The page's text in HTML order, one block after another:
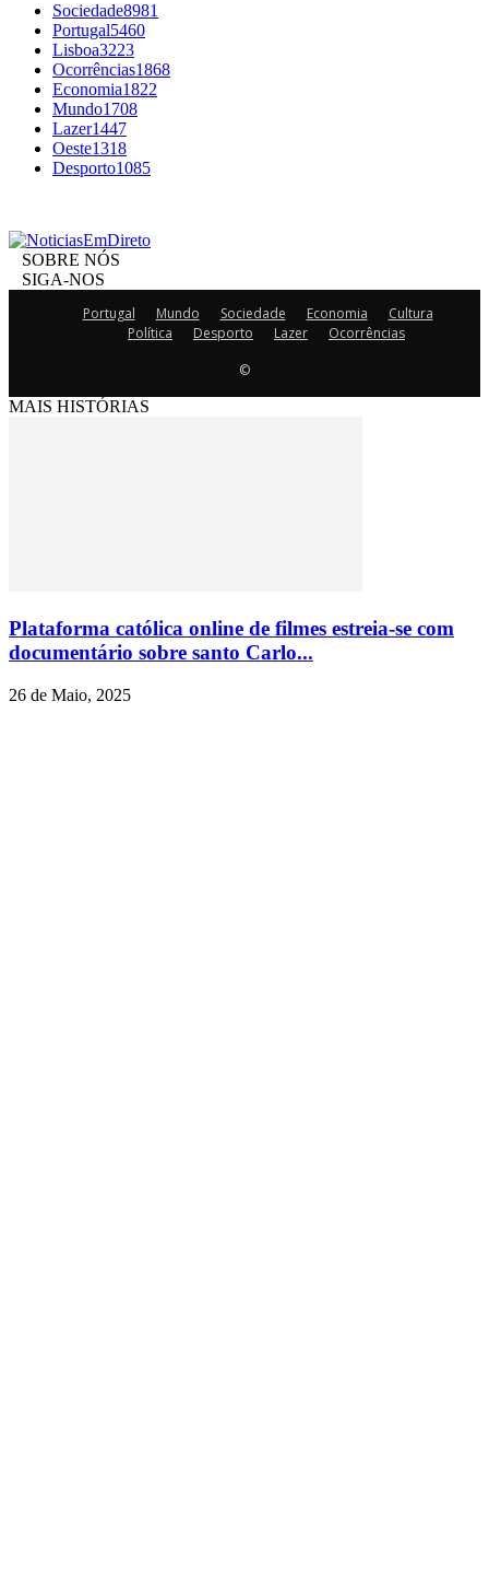
Sociedade8981
Portugal5460
Lisboa3223
Ocorrências1868
Economia1822
Mundo1708
Lazer1447
Oeste1318
Desporto1085
SOBRE NÓS
SIGA-NOS
Portugal
Mundo Sociedade Economia
Cultura
Política
Desporto Lazer
Ocorrências
©
MAIS HISTÓRIAS
Plataforma católica online de filmes estreia-se com
documentário sobre santo Carlo...
26 de Maio, 2025